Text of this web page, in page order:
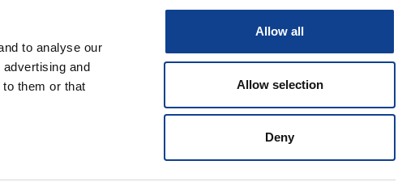
to analyse our
and
them or that
Allow all
Allow selection
Deny